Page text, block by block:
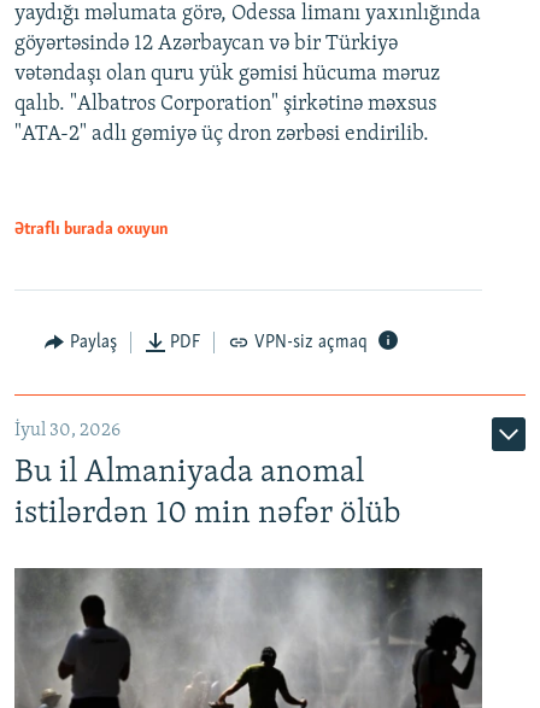
yaydığı məlumata görə, Odessa limanı yaxınlığında
göyərtəsində 12 Azərbaycan və bir Türkiyə
vətəndaşı olan quru yük gəmisi hücuma məruz
qalıb. "Albatros Corporation" şirkətinə məxsus
"ATA-2" adlı gəmiyə üç dron zərbəsi endirilib.
Ətraflı burada oxuyun
Paylaş PDF VPN-siz açmaq
İyul 30, 2026
Bu il Almaniyada anomal
istilərdən 10 min nəfər ölüb